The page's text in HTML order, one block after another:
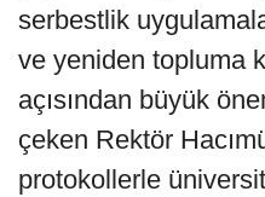
serbestlik
ve yeniden topluma
açısından büyük
çeken Rektör
protokollerle